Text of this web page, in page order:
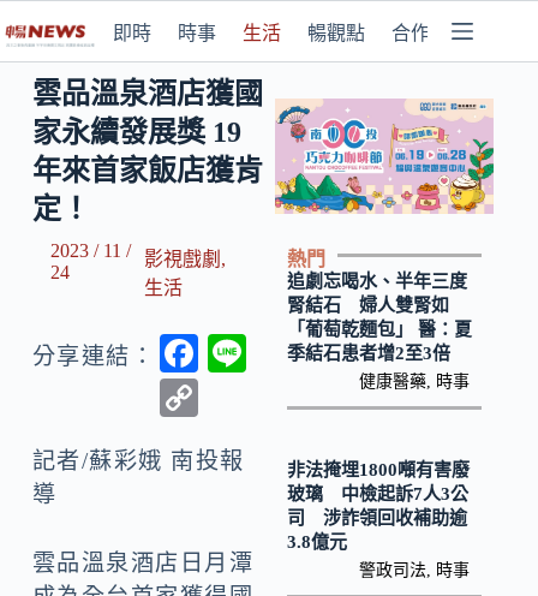
即時 時事 生活 暢觀點 合作媒體
雲品溫泉酒店獲國
家永續發展獎 19
年來首家飯店獲肯
定！
2023 / 11 /
24
影視戲劇 ,
生活
分享連結：
F
b
o
k
p
Li
記者/蘇彩娥 南投報
導
雲品溫泉酒店日月潭
熱門
追劇忘喝水、半年三度
腎結石 婦人雙腎如
「葡萄乾麵包」 醫：夏
季結石患者增2至3倍
健康醫藥 時事
非法掩埋1800噸有害廢
玻璃 中檢起訴7人3公
司 涉詐領回收補助逾
3.8億元
警政司法 時事